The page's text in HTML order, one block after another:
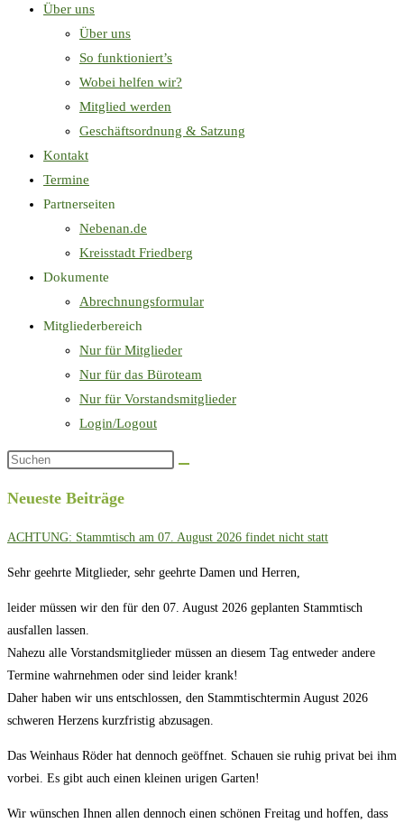
Über uns
Über uns
So funktioniert’s
Wobei helfen wir?
Mitglied werden
Geschäftsordnung & Satzung
Kontakt
Termine
Partnerseiten
Nebenan.de
Kreisstadt Friedberg
Dokumente
Abrechnungsformular
Mitgliederbereich
Nur für Mitglieder
Nur für das Büroteam
Nur für Vorstandsmitglieder
Login/Logout
Neueste Beiträge
ACHTUNG: Stammtisch am 07. August 2026 findet nicht statt
Sehr geehrte Mitglieder, sehr geehrte Damen und Herren,
leider müssen wir den für den 07. August 2026 geplanten Stammtisch
ausfallen lassen.
Nahezu alle Vorstandsmitglieder müssen an diesem Tag entweder andere
Termine wahrnehmen oder sind leider krank!
Daher haben wir uns entschlossen, den Stammtischtermin August 2026
schweren Herzens kurzfristig abzusagen.
Das Weinhaus Röder hat dennoch geöffnet. Schauen sie ruhig privat bei ihm
vorbei. Es gibt auch einen kleinen urigen Garten!
Wir wünschen Ihnen allen dennoch einen schönen Freitag und hoffen, dass